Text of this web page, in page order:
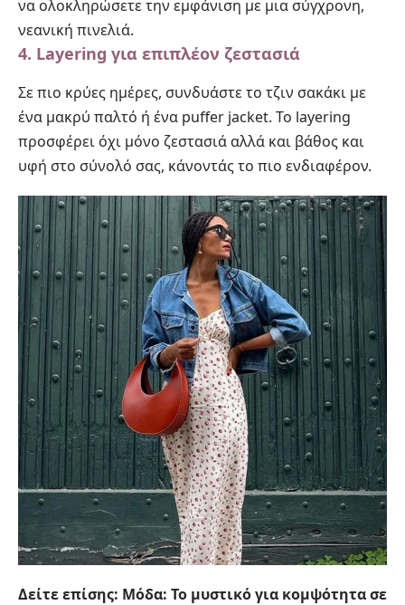
να ολοκληρώσετε την εμφάνιση με μια σύγχρονη,
νεανική πινελιά.
4. Layering για επιπλέον ζεστασιά
Σε πιο κρύες ημέρες, συνδυάστε το τζιν σακάκι με
ένα μακρύ παλτό ή ένα puffer jacket. Το layering
προσφέρει όχι μόνο ζεστασιά αλλά και βάθος και
υφή στο σύνολό σας, κάνοντάς το πιο ενδιαφέρον.
Δείτε επίσης: Μόδα: Το μυστικό για κομψότητα σε